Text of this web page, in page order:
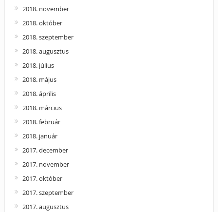
2018. november
2018. október
2018. szeptember
2018. augusztus
2018. július
2018. május
2018. április
2018. március
2018. február
2018. január
2017. december
2017. november
2017. október
2017. szeptember
2017. augusztus